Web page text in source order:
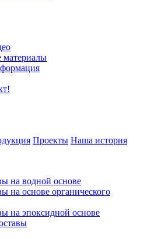
материалы
Проекты Наша история
на водной основе
на основе органического
на эпоксидной основе